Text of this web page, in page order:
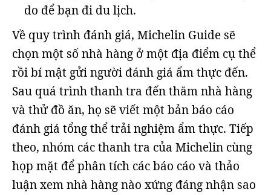
do để bạn đi du lịch.
Về quy trình đánh giá, Michelin Guide sẽ
chọn một số nhà hàng ở một địa điểm cụ thể
rồi bí mật gửi người đánh giá ẩm thực đến.
Sau quá trình thanh tra đến thăm nhà hàng
và thử đồ ăn, họ sẽ viết một bản báo cáo
đánh giá tổng thể trải nghiệm ẩm thực. Tiếp
theo, nhóm các thanh tra của Michelin cùng
họp mặt để phân tích các báo cáo và thảo
luận xem nhà hàng nào xứng đáng nhận sao